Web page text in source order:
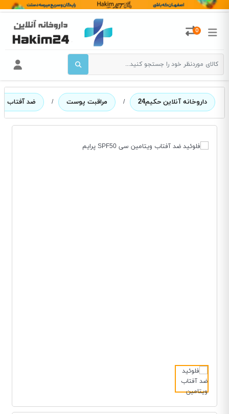
0
داروخانه آنلاین حکیم24 / مراقبت پوست / ضد آفتاب